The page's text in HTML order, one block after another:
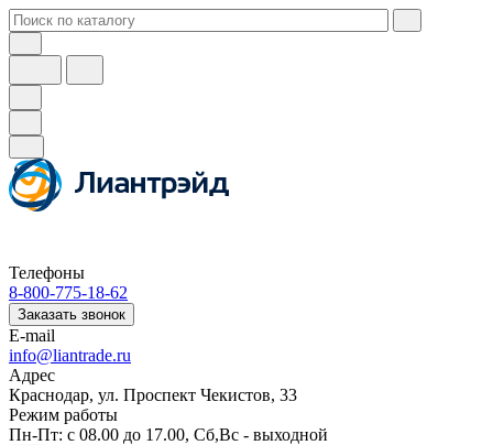
Телефоны
8-800-775-18-62
Заказать звонок
E-mail
info@liantrade.ru
Адрес
Краснодар, ул. Проспект Чекистов, 33
Режим работы
Пн-Пт: c 08.00 до 17.00, Cб,Вс - выходной